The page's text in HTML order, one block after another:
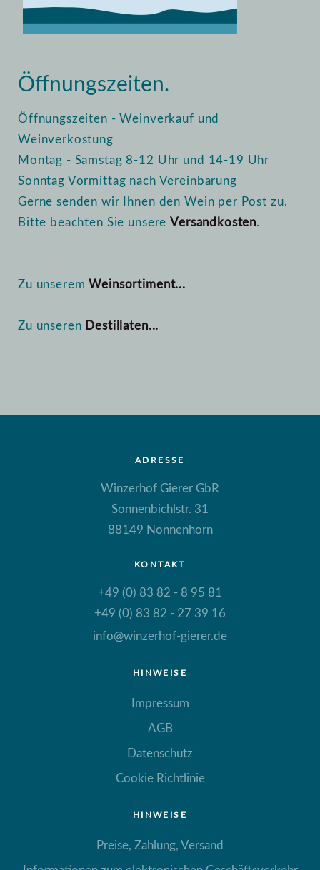
Öffnungszeiten.
Öffnungszeiten - Weinverkauf und
Weinverkostung
Montag - Samstag 8-12 Uhr und 14-19 Uhr
Sonntag Vormittag nach Vereinbarung
Gerne senden wir Ihnen den Wein per Post zu.
Bitte beachten Sie unsereVersandkosten.
Zu unseremWeinsortiment...
Zu unseren Destillaten...
ADRESSE
Winzerhof Gierer GbR
Sonnenbichlstr. 31
88149 Nonnenhorn
KONTAKT
+49 (0) 83 82 - 8 95 81
+49 (0) 83 82 - 27 39 16
info@winzerhof-gierer.de
HINWEISE
Impressum
AGB
Datenschutz
Cookie Richtlinie
HINWEISE
Preise, Zahlung, Versand